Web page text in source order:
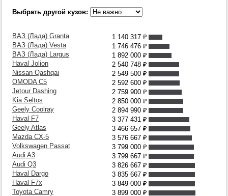
Выбрать другой кузов:
ВАЗ (Лада) Granta 1 140 317 ₽
ВАЗ (Лада) Vesta
1 746 476 ₽
ВАЗ (Лада) Largus
1 892 000 ₽
Haval Jolion
2 540 748 ₽
Nissan Qashqai
2 549 500 ₽
OMODA C5
2 592 600 ₽
Jetour Dashing
2 759 900 ₽
Kia Seltos
2 850 000 ₽
Geely Coolray
2 894 990 ₽
Haval F7
3 377 431 ₽
Geely Atlas
3 466 657 ₽
Mazda CX-5
3 576 667 ₽
Volkswagen Passat
3 799 000 ₽
Audi A3
3 799 667 ₽
Audi Q3
3 826 667 ₽
Haval Dargo
3 835 667 ₽
Haval F7x
3 849 000 ₽
Toyota Camry
3 899 000 ₽